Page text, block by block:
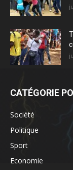
CATÉGORIE
Société
Politique
Sport
Economie